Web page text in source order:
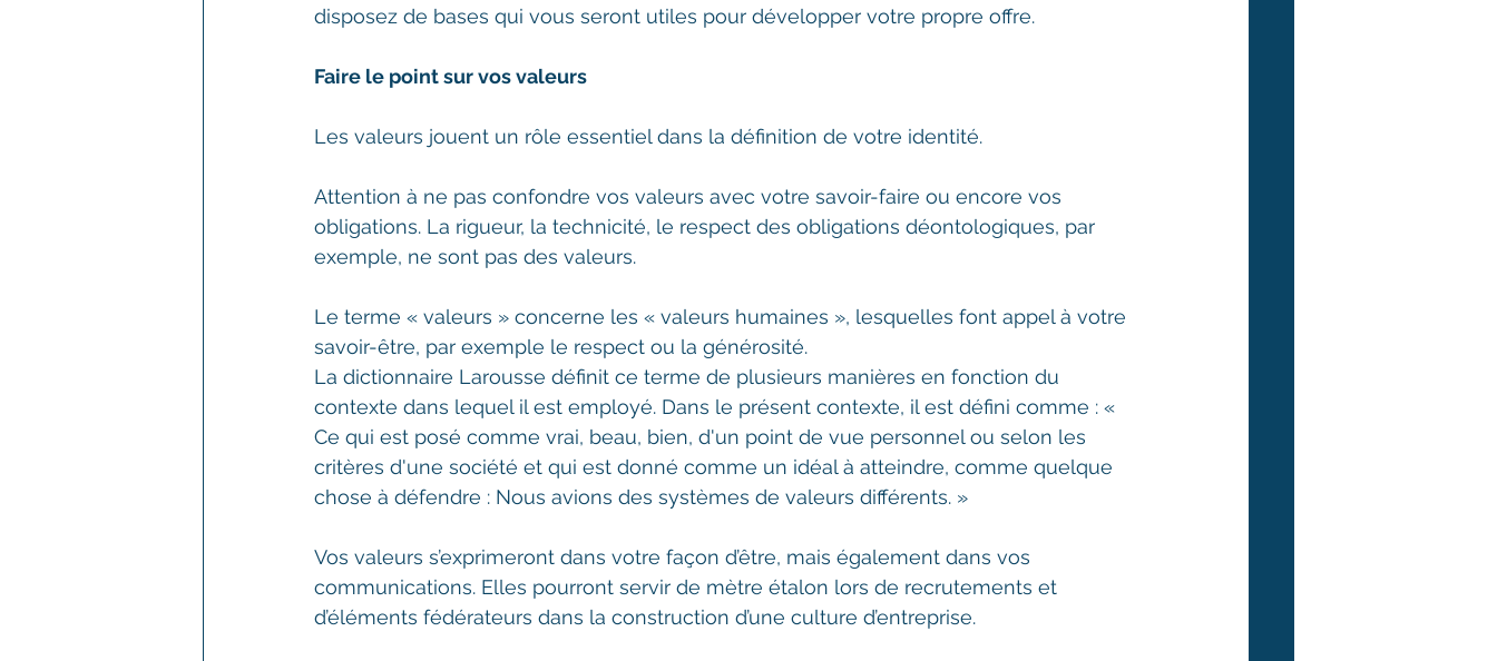
disposez de bases qui vous seront utiles pour développer votre propre offre.
Faire le point sur vos valeurs
Les valeurs jouent un rôle essentiel dans la définition de votre identité.
Attention à ne pas confondre vos valeurs avec votre savoir-faire ou encore vos
obligations. La rigueur, la technicité, le respect des obligations déontologiques, par
exemple, ne sont pas des valeurs.
Le terme « valeurs » concerne les « valeurs humaines », lesquelles font appel à votre
savoir-être, par exemple le respect ou la générosité.
La dictionnaire Larousse définit ce terme de plusieurs manières en fonction du
contexte dans lequel il est employé. Dans le présent contexte, il est défini comme : «
Ce qui est posé comme vrai, beau, bien, d'un point de vue personnel ou selon les
critères d'une société et qui est donné comme un idéal à atteindre, comme quelque
chose à défendre : Nous avions des systèmes de valeurs différents. »
Vos valeurs s’exprimeront dans votre façon d’être, mais également dans vos
communications. Elles pourront servir de mètre étalon lors de recrutements et
d’éléments fédérateurs dans la construction d’une culture d’entreprise.